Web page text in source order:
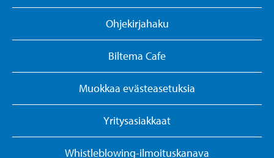
Ohjekirjahaku
Biltema Cafe
Muokkaa evästeasetuksia
Yritysasiakkaat
Whistleblowing-ilmoituskanava